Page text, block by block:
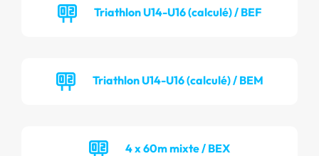
Triathlon U14-U16 (calculé) / BEF
Triathlon U14-U16 (calculé) / BEM
4 x 60m mixte / BEX